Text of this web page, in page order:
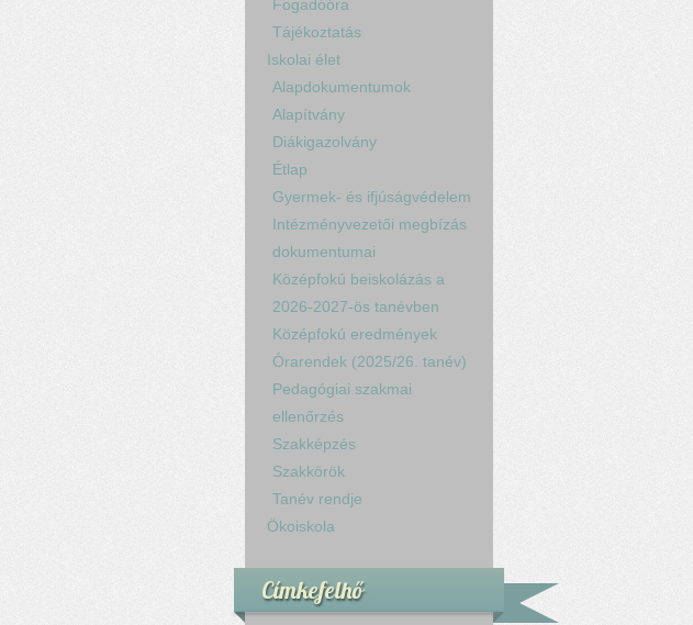
Fogadóóra
Tájékoztatás
Iskolai élet
Alapdokumentumok
Alapítvány
Diákigazolvány
Étlap
Gyermek- és ifjúságvédelem
Intézményvezetői megbízás
dokumentumai
Középfokú beiskolázás a
2026-2027-ös tanévben
Középfokú eredmények
Órarendek (2025/26. tanév)
Pedagógiai szakmai
ellenőrzés
Szakképzés
Szakkörök
Tanév rendje
Ökoiskola
Címkefelhő